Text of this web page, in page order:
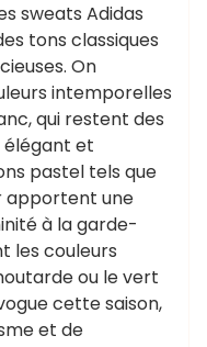
sweats Adidas
tons classiques
On
intemporelles
qui restent des
élégant et
pastel tels que
apportent une
à la garde-
les couleurs
ou le vert
cette saison,
et de